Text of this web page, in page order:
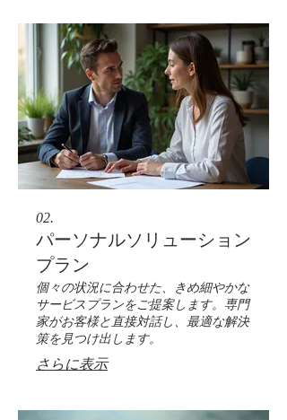
02.
パーソナルソリューション
プラン
個々の状況に合わせた、きめ細やかな
サービスプランをご提案します。専門
家がお客様と直接対話し、最適な解決
策を見つけ出します。
さらに表示